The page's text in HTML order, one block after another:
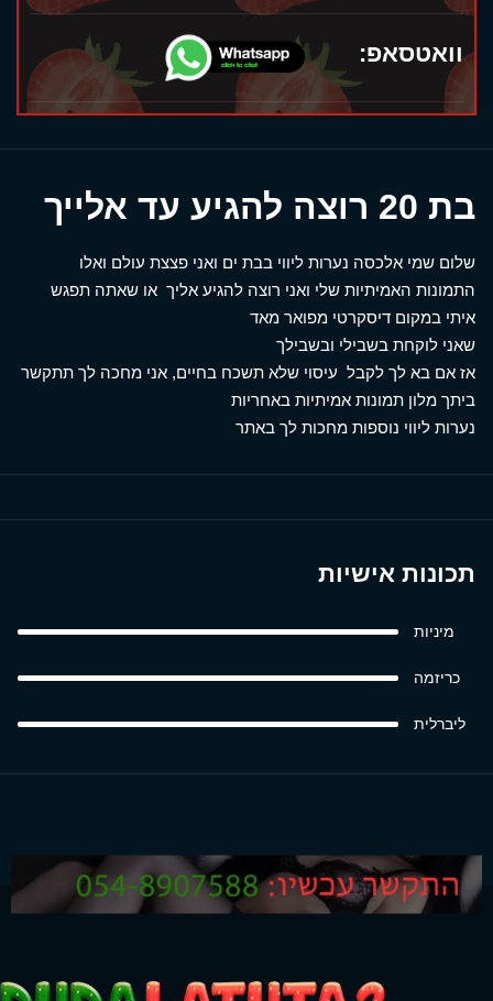
וואטסאפ:
בת 20 רוצה להגיע עד אלייך
שלום שמי אלכסה נערות ליווי בבת ים ואני פצצת עולם ואלו
התמונות האמיתיות שלי ואני רוצה להגיע אליך או שאתה תפגש
איתי במקום דיסקרטי מפואר מאד
שאני לוקחת בשבילי ובשבילך
אז אם בא לך לקבל עיסוי שלא תשכח בחיים, אני מחכה לך תתקשר
ביתך מלון תמונות אמיתיות באחריות
נערות ליווי נוספות מחכות לך באתר
תכונות אישיות
מיניות
כריזמה
ליברלית